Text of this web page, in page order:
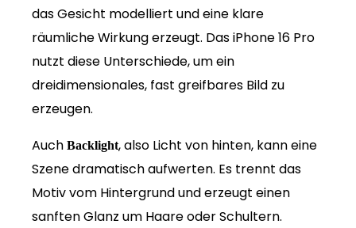
das Gesicht modelliert und eine klare
räumliche Wirkung erzeugt. Das iPhone 16 Pro
nutzt diese Unterschiede, um ein
dreidimensionales, fast greifbares Bild zu
erzeugen.
AuchBacklight, also Licht von hinten, kann eine
Szene dramatisch aufwerten. Es trennt das
Motiv vom Hintergrund und erzeugt einen
sanften Glanz um Haare oder Schultern.